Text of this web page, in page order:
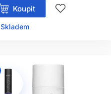
Koupit
Skladem ㅤ